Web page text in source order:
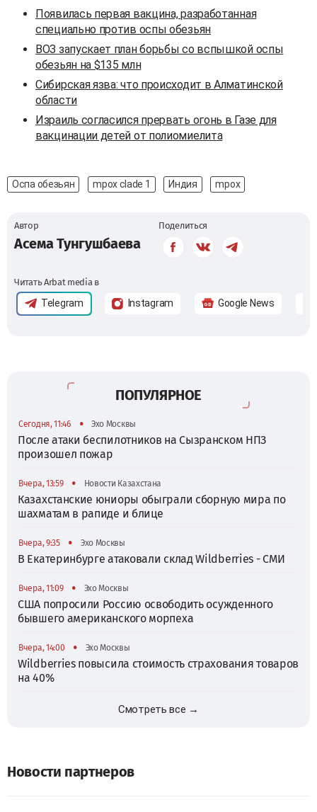
Появилась первая вакцина, разработанная
специально против оспы обезьян
ВОЗ запускает план борьбы со вспышкой оспы
обезьян на $135 млн
Сибирская язва: что происходит в Алматинской
области
Израиль согласился прервать огонь в Газе для
вакцинации детей от полиомиелита
Оспа обезьян mpox сlade 1 Индия mpox
Автор
Асема Тунгушбаева
Поделиться
Читать Arbat media в
Telegram Instagram Google News
ПОПУЛЯРНОЕ
Сегодня, 11:46 • Эхо Москвы
После атаки беспилотников на Сызранском НПЗ
произошел пожар
Вчера, 13:59 • Новости Казахстана
Казахстанские юниоры обыграли сборную мира по
шахматам в рапиде и блице
Вчера, 9:35 • Эхо Москвы
В Екатеринбурге атаковали склад Wildberries - СМИ
Вчера, 11:09 • Эхо Москвы
США попросили Россию освободить осужденного
бывшего американского морпеха
Вчера, 14:00 • Эхо Москвы
Wildberries повысила стоимость страхования товаров
на 40%
Смотреть все →
Новости партнеров